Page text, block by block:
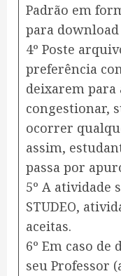
Padrão em
para
4º Poste
preferência
deixarem
congestionar,
ocorrer
assim,
passa por
5º A atividade
STUDEO,
aceitas.
6º Em caso
seu Professor